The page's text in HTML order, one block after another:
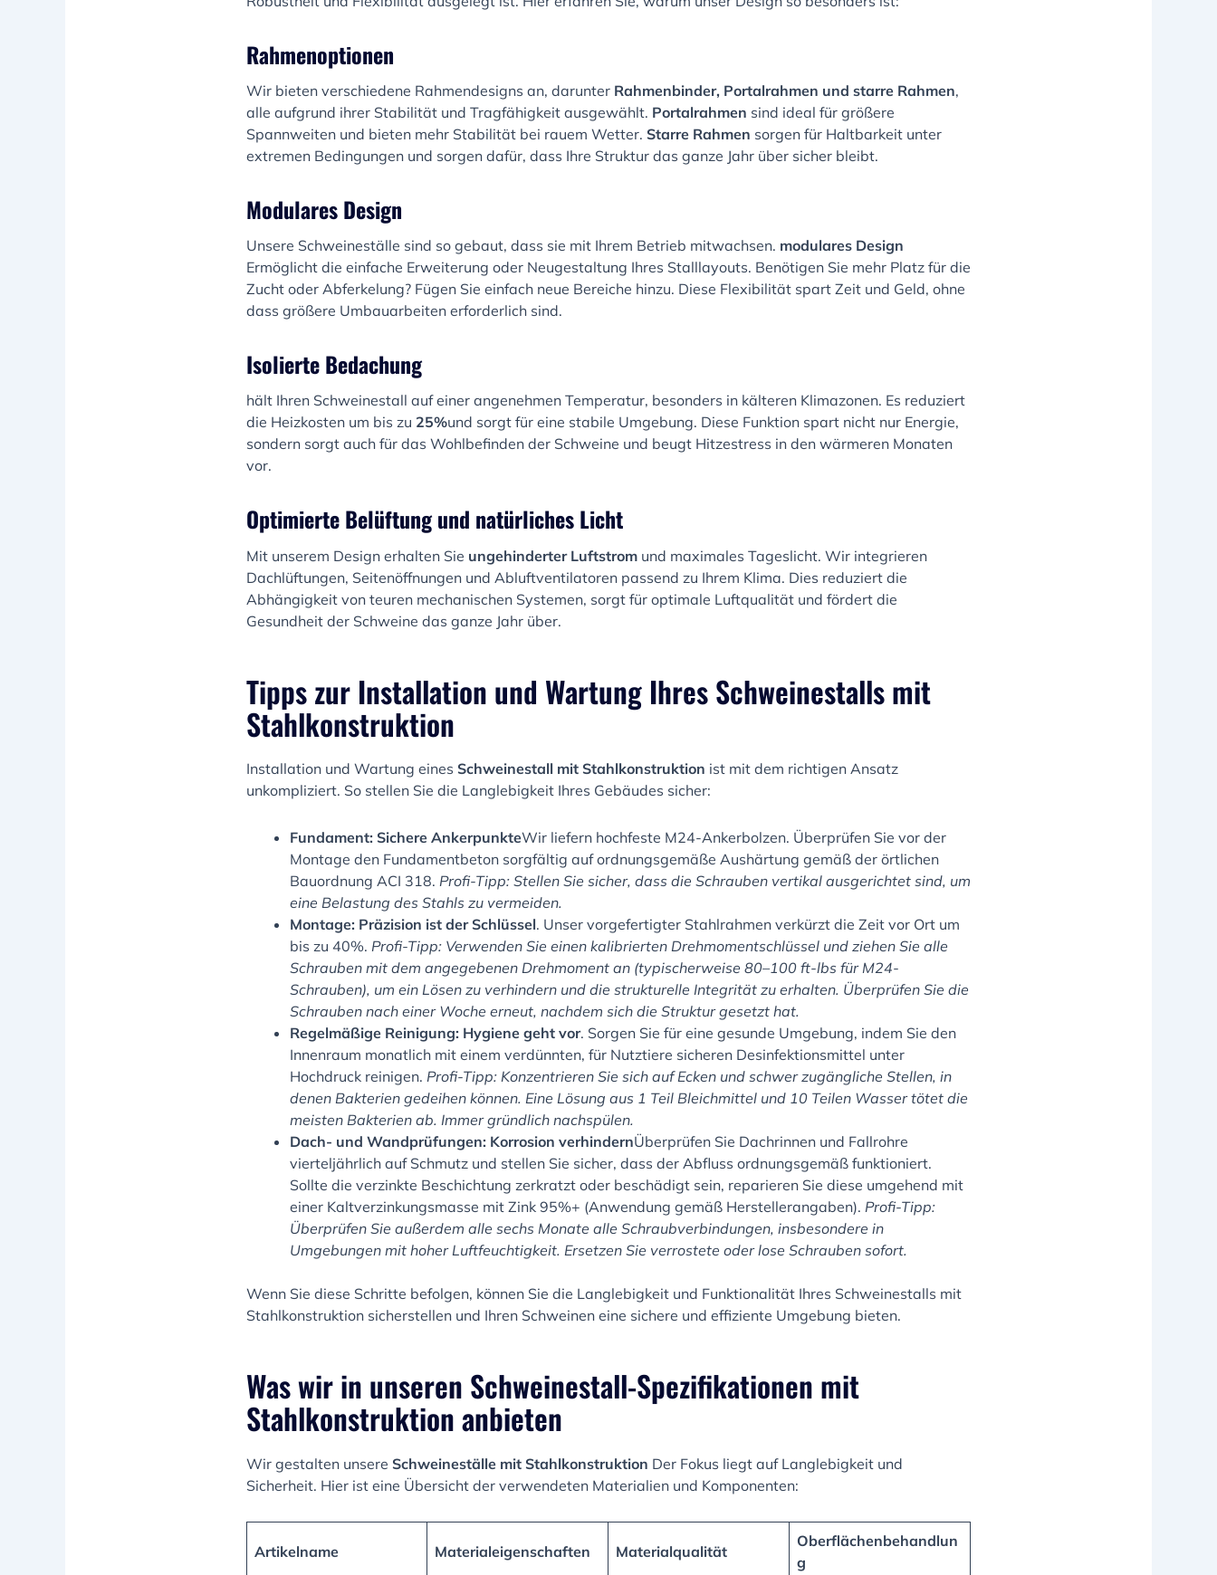
Rahmenoptionen
Wir bieten verschiedene Rahmendesigns an, darunter Rahmenbinder, Portalrahmen und starre Rahmen,
alle aufgrund ihrer Stabilität und Tragfähigkeit ausgewählt. Portalrahmen sind ideal für größere
Spannweiten und bieten mehr Stabilität bei rauem Wetter. Starre Rahmen sorgen für Haltbarkeit unter
extremen Bedingungen und sorgen dafür, dass Ihre Struktur das ganze Jahr über sicher bleibt.
Modulares Design
Unsere Schweineställe sind so gebaut, dass sie mit Ihrem Betrieb mitwachsen. modulares Design
Ermöglicht die einfache Erweiterung oder Neugestaltung Ihres Stalllayouts. Benötigen Sie mehr Platz für die
Zucht oder Abferkelung? Fügen Sie einfach neue Bereiche hinzu. Diese Flexibilität spart Zeit und Geld, ohne
dass größere Umbauarbeiten erforderlich sind.
Isolierte Bedachung
hält Ihren Schweinestall auf einer angenehmen Temperatur, besonders in kälteren Klimazonen. Es reduziert
die Heizkosten um bis zu 25%und sorgt für eine stabile Umgebung. Diese Funktion spart nicht nur Energie,
sondern sorgt auch für das Wohlbefinden der Schweine und beugt Hitzestress in den wärmeren Monaten
vor.
Optimierte Belüftung und natürliches Licht
Mit unserem Design erhalten Sie ungehinderter Luftstrom und maximales Tageslicht. Wir integrieren
Dachlüftungen, Seitenöffnungen und Abluftventilatoren passend zu Ihrem Klima. Dies reduziert die
Abhängigkeit von teuren mechanischen Systemen, sorgt für optimale Luftqualität und fördert die
Gesundheit der Schweine das ganze Jahr über.
Tipps zur Installation und Wartung Ihres Schweinestalls mit
Stahlkonstruktion
Installation und Wartung eines Schweinestall mit Stahlkonstruktion ist mit dem richtigen Ansatz
unkompliziert. So stellen Sie die Langlebigkeit Ihres Gebäudes sicher:
Fundament: Sichere AnkerpunkteWir liefern hochfeste M24-Ankerbolzen. Überprüfen Sie vor der
Montage den Fundamentbeton sorgfältig auf ordnungsgemäße Aushärtung gemäß der örtlichen
Bauordnung ACI 318. Profi-Tipp: Stellen Sie sicher, dass die Schrauben vertikal ausgerichtet sind, um
eine Belastung des Stahls zu vermeiden.
Montage: Präzision ist der Schlüssel. Unser vorgefertigter Stahlrahmen verkürzt die Zeit vor Ort um
bis zu 40%. Profi-Tipp: Verwenden Sie einen kalibrierten Drehmomentschlüssel und ziehen Sie alle
Schrauben mit dem angegebenen Drehmoment an (typischerweise 80–100 ft-lbs für M24-
Schrauben), um ein Lösen zu verhindern und die strukturelle Integrität zu erhalten. Überprüfen Sie die
Schrauben nach einer Woche erneut, nachdem sich die Struktur gesetzt hat.
Regelmäßige Reinigung: Hygiene geht vor. Sorgen Sie für eine gesunde Umgebung, indem Sie den
Innenraum monatlich mit einem verdünnten, für Nutztiere sicheren Desinfektionsmittel unter
Hochdruck reinigen. Profi-Tipp: Konzentrieren Sie sich auf Ecken und schwer zugängliche Stellen, in
denen Bakterien gedeihen können. Eine Lösung aus 1 Teil Bleichmittel und 10 Teilen Wasser tötet die
meisten Bakterien ab. Immer gründlich nachspülen.
Dach- und Wandprüfungen: Korrosion verhindernÜberprüfen Sie Dachrinnen und Fallrohre
vierteljährlich auf Schmutz und stellen Sie sicher, dass der Abfluss ordnungsgemäß funktioniert.
Sollte die verzinkte Beschichtung zerkratzt oder beschädigt sein, reparieren Sie diese umgehend mit
einer Kaltverzinkungsmasse mit Zink 95%+ (Anwendung gemäß Herstellerangaben). Profi-Tipp:
Überprüfen Sie außerdem alle sechs Monate alle Schraubverbindungen, insbesondere in
Umgebungen mit hoher Luftfeuchtigkeit. Ersetzen Sie verrostete oder lose Schrauben sofort.
Wenn Sie diese Schritte befolgen, können Sie die Langlebigkeit und Funktionalität Ihres Schweinestalls mit
Stahlkonstruktion sicherstellen und Ihren Schweinen eine sichere und effiziente Umgebung bieten.
Was wir in unseren Schweinestall-Spezifikationen mit
Stahlkonstruktion anbieten
Wir gestalten unsere Schweineställe mit Stahlkonstruktion Der Fokus liegt auf Langlebigkeit und
Sicherheit. Hier ist eine Übersicht der verwendeten Materialien und Komponenten:
Artikelname Materialeigenschaften Materialqualität
Oberflächenbehandlun
g